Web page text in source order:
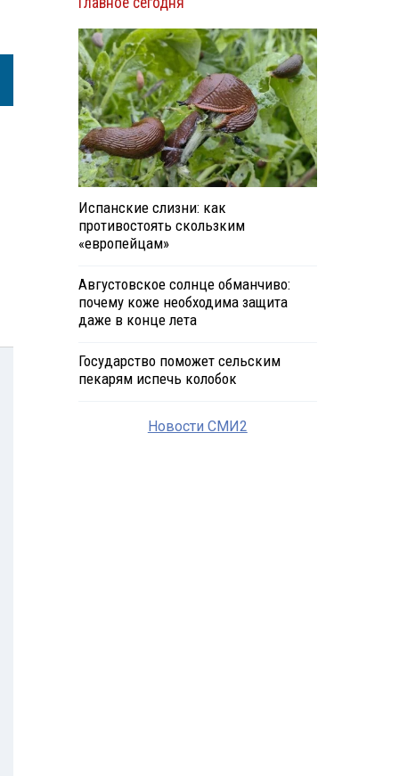
Испанские слизни: как
противостоять скользким
«европейцам»
Августовское солнце обманчиво:
почему коже необходима защита
даже в конце лета
Государство поможет сельским
пекарям испечь колобок
Новости СМИ2